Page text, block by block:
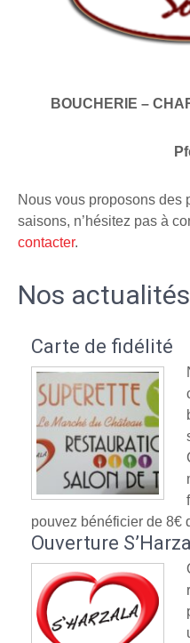
BOUCHERIE –
Nous vous proposons des
saisons, n’hésitez pas à
contacter.
Nos actualités
Carte de fidélité
pouvez bénéficier de 8€
Ouverture